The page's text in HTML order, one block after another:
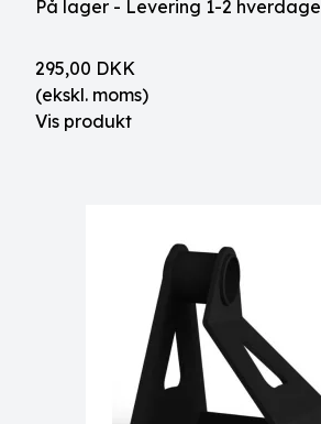
På lager - Levering 1-2 hverdage
295,00 DKK
(ekskl. moms)
Vis produkt